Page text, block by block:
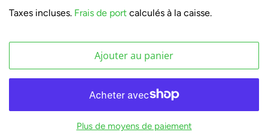
Taxes incluses. Frais de port calculés à la caisse.
Ajouter au panier
Plus de moyens de paiement